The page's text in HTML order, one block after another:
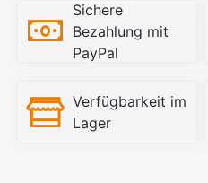
Sichere
Bezahlung mit
PayPal
Verfügbarkeit im
Lager